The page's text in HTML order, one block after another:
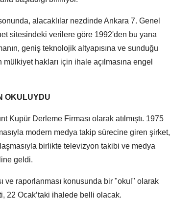
alacaklılar nezdinde Ankara 7. Genel
sitesindeki verilere göre 1992'den bu yana
geniş teknolojik altyapısına ve sunduğu
hakları için ihale açılmasına engel
OKULUYDU
Kupür Derleme Firması olarak atılmıştı. 1975
modern medya takip sürecine giren şirket,
birlikte televizyon takibi ve medya
geldi.
ve raporlanması konusunda bir "okul" olarak
22 Ocak’taki ihalede belli olacak.